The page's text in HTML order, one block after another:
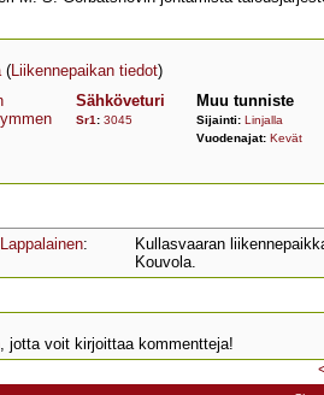
(Liikennepaikan tiedot)
Sähköveturi
Sr1 : 3045
Muu tunniste
Sijainti: Linjalla
Vuodenajat: Kevät
:
Kullasvaaran
Kouvola.
, jotta voit kirjoittaa kommentteja!